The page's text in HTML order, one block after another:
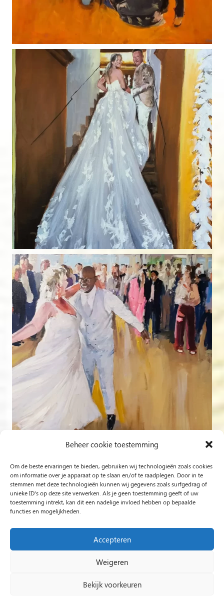
Beheer cookie toestemming
Om de beste ervaringen te bieden, gebruiken wij technologieën zoals cookies
om informatie over je apparaat op te slaan en/of te raadplegen. Door in te
stemmen met deze technologieën kunnen wij gegevens zoals surfgedrag of
unieke ID's op deze site verwerken. Als je geen toestemming geeft of uw
toestemming intrekt, kan dit een nadelige invloed hebben op bepaalde
functies en mogelijkheden.
Accepteren
Weigeren
Bekijk voorkeuren
Volg op Instagram
Rob Jacobs uit ’s-Hertogenbosch is een ‘Plein Air’- en
‘Live Event Painter’, schilderend bewogen door Licht en
Liefde.
2024 Rob Jacobs LIVE EVENT PAINTING / Hosted By
Impact Presentations